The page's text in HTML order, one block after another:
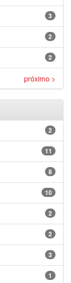
3
2
2
próximo >
2
11
8
10
2
2
3
1